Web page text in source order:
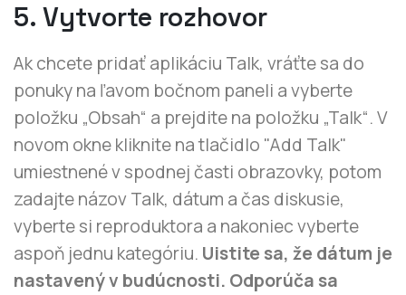
5. Vytvorte rozhovor
Ak chcete pridať aplikáciu Talk, vráťte sa do
ponuky na ľavom bočnom paneli a vyberte
položku „Obsah“ a prejdite na položku „Talk“. V
novom okne kliknite na tlačidlo "Add Talk"
umiestnené v spodnej časti obrazovky, potom
zadajte názov Talk, dátum a čas diskusie,
vyberte si reproduktora a nakoniec vyberte
aspoň jednu kategóriu. Uistite sa, že dátum je
nastavený v budúcnosti. Odporúča sa